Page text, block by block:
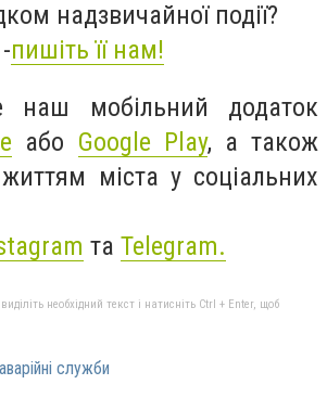
надзвичайної події?
-пишіть її нам!
наш мобільний додаток
або Google Play, а також
міста у соціальних
та Telegram.
необхідний текст і натисніть Ctrl + Enter, щоб
служби